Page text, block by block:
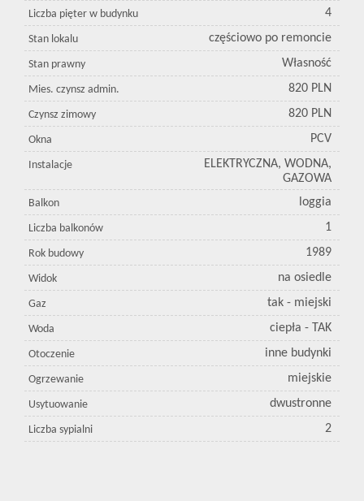
Liczba pięter w budynku 4
Stan lokalu częściowo po remoncie
Stan prawny Własność
Mies. czynsz admin. 820 PLN
Czynsz zimowy 820 PLN
Okna PCV
Instalacje
ELEKTRYCZNA, WODNA,
GAZOWA
Balkon loggia
Liczba balkonów 1
Rok budowy 1989
Widok na osiedle
Gaz tak - miejski
Woda ciepła - TAK
Otoczenie inne budynki
Ogrzewanie miejskie
Usytuowanie dwustronne
Liczba sypialni 2